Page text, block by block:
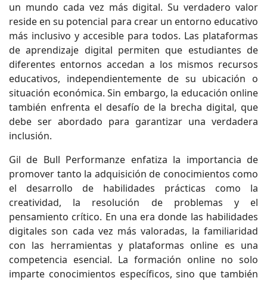
un mundo cada vez más digital. Su verdadero valor
reside en su potencial para crear un entorno educativo
más inclusivo y accesible para todos. Las plataformas
de aprendizaje digital permiten que estudiantes de
diferentes entornos accedan a los mismos recursos
educativos, independientemente de su ubicación o
situación económica. Sin embargo, la educación online
también enfrenta el desafío de la brecha digital, que
debe ser abordado para garantizar una verdadera
inclusión.
Gil de Bull Performanze enfatiza la importancia de
promover tanto la adquisición de conocimientos como
el desarrollo de habilidades prácticas como la
creatividad, la resolución de problemas y el
pensamiento crítico. En una era donde las habilidades
digitales son cada vez más valoradas, la familiaridad
con las herramientas y plataformas online es una
competencia esencial. La formación online no solo
imparte conocimientos específicos, sino que también